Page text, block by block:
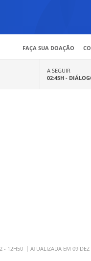
FAÇA SUA DOAÇÃO
A SEGUIR
02:45H -
- 12H50 ATUALIZADA EM 09